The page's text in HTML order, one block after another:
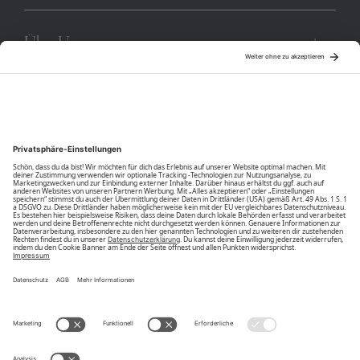
Über Uns
Unsere Vorteile
Unsere Partner